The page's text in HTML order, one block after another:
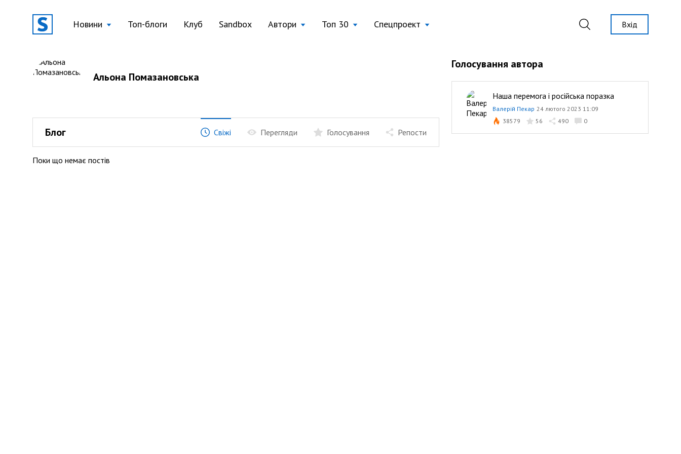
Новини Топ-блоги Клуб Sandbox Автори Топ 30 Спецпроект Вхід
Альона Помазановська
Блог Свіжі Перегляди Голосування Репости
Поки що немає постів
Голосування автора
Наша перемога і російська поразка
Валерій Пекар 24 лютого 2023 11:09
38579
56 490 0